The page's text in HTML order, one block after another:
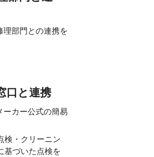
理部門との連携を
口と連携
ーカー公式の簡易
検・クリーニン
基づいた点検を